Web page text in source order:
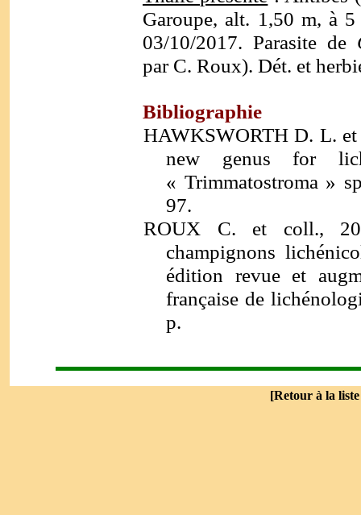
Garoupe, alt. 1,50 m, à
03/10/2017. Parasite de
par C. Roux). Dét. et
Bibliographie
HAWKSWORTH D. L.
new genus for
« Trimmatostroma »
97.
ROUX C. et coll.,
champignons
édition revue et
française de
p.
[Retour à la liste